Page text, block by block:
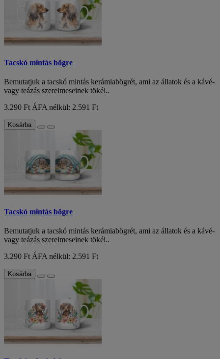
Tacskó mintás bögre
Bemutatjuk a tacskó mintás kerámiabögrét, ami az állatok és a kávé-
vagy teázás szerelmeseinek tökél..
3.290 Ft ÁFA nélkül: 2.591 Ft
Kosárba
Tacskó mintás bögre
Bemutatjuk a tacskó mintás kerámiabögrét, ami az állatok és a kávé-
vagy teázás szerelmeseinek tökél..
3.290 FtÁFA nélkül: 2.591 Ft
Kosárba